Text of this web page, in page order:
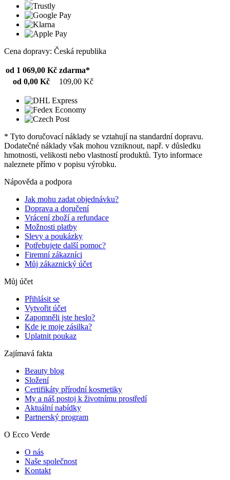
Cena dopravy: Česká republika
od 1 069,00 Kč zdarma*
od 0,00 Kč
109,00 Kč
* Tyto doručovací náklady se vztahují na standardní dopravu.
Dodatečné náklady však mohou vzniknout, např. v důsledku
hmotnosti, velikosti nebo vlastností produktů. Tyto informace
naleznete přímo v popisu výrobku.
Nápověda a podpora
Jak mohu zadat objednávku?
Doprava a doručení
Vrácení zboží a refundace
Možnosti platby
Slevy a poukázky
Potřebujete další pomoc?
Firemní zákazníci
Můj zákaznický účet
Můj účet
Přihlásit se
Vytvořit účet
Zapomněli jste heslo?
Kde je moje zásilka?
Uplatnit poukaz
Zajímavá fakta
Beauty blog
Složení
Certifikáty přírodní kosmetiky
My a náš postoj k životnímu prostředí
Aktuální nabídky
Partnerský program
O Ecco Verde
O nás
Naše společnost
Kontakt